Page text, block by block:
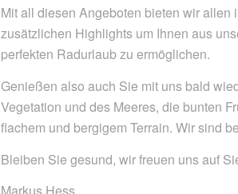
Mit all diesen Angeboten bieten wir
zusätzlichen Highlights um Ihnen aus
perfekten Radurlaub zu ermöglichen.
Genießen also auch Sie mit uns bald
Vegetation und des Meeres, die bunten
flachem und bergigem Terrain. Wir sind
Bleiben Sie gesund, wir freuen uns auf